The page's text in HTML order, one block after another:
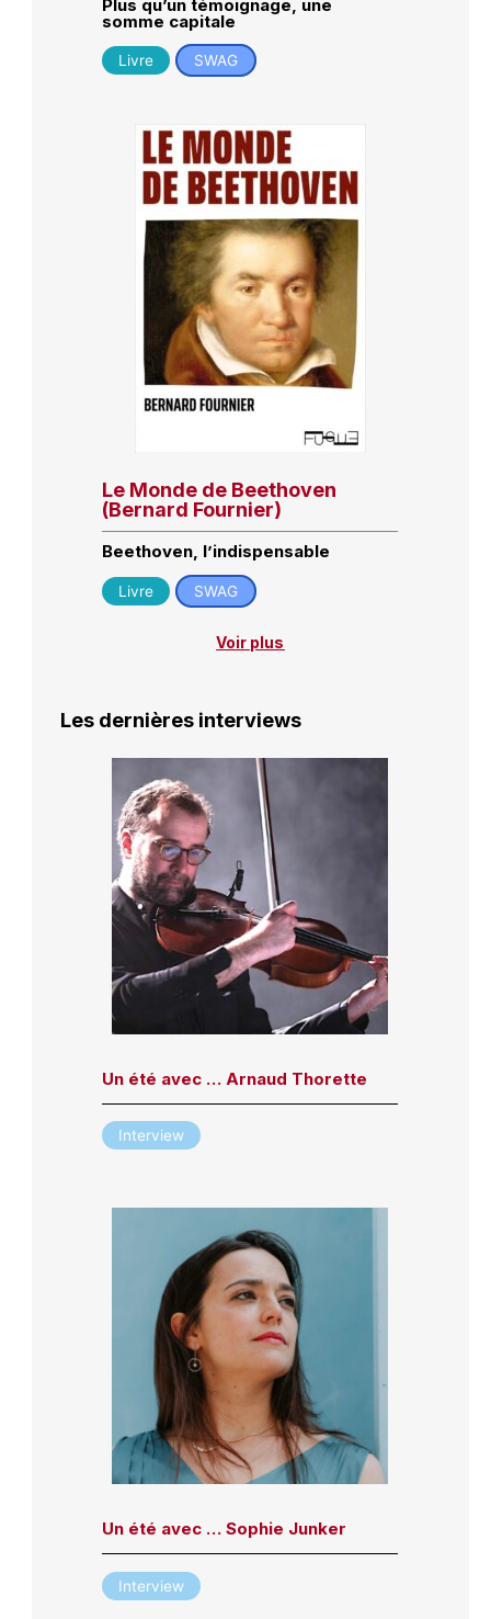
Plus qu’un témoignage, une
somme capitale
Livre SWAG
Le Monde de Beethoven
(Bernard Fournier)
Beethoven, l’indispensable
Livre SWAG
Voir plus
Les dernières interviews
Un été avec … Arnaud Thorette
Interview
Un été avec … Sophie Junker
Interview